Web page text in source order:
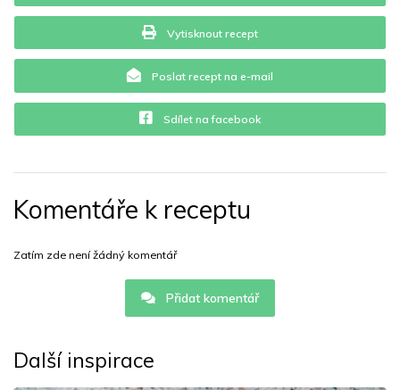
Vytisknout recept
Poslat recept na e-mail
Sdílet na facebook
Komentáře k receptu
Zatím zde není žádný komentář
Přidat komentář
Další inspirace